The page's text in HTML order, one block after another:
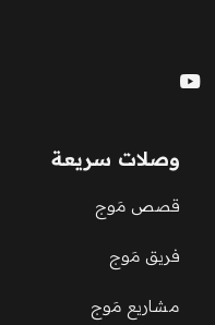
وصلات سريعة
قصص مَوج
فريق مَوج
مشاريع مَوج